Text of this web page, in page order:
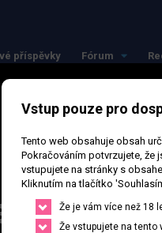
příspěvky Fórum
Vstup pouze pro
Tento web obsahuje obsah
Pokračováním potvrzujete, že
vstupujete na stránky s
Kliknutím na tlačítko
Že je vám více než 18
Že vstupujete na tento